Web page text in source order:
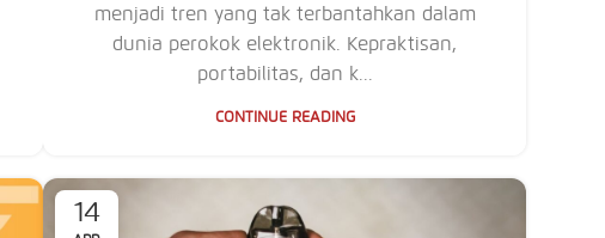
menjadi tren yang tak terbantahkan dalam
dunia perokok elektronik. Kepraktisan,
portabilitas, dan k...
CONTINUE READING
14